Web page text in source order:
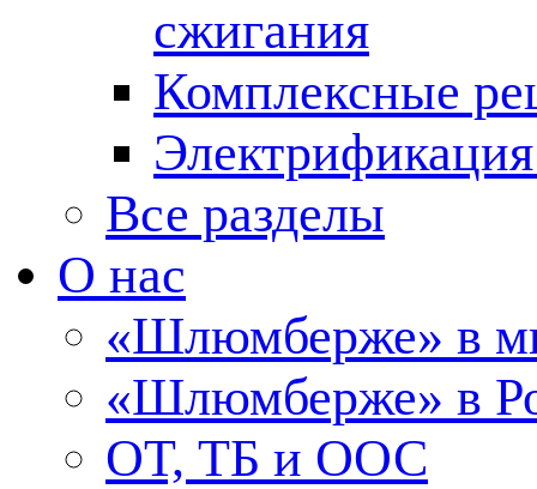
сжигания
Комплексные
Все разделы
О нас
«Шлюмберже» в
«Шлюмберже» в
ОТ, ТБ и ООС